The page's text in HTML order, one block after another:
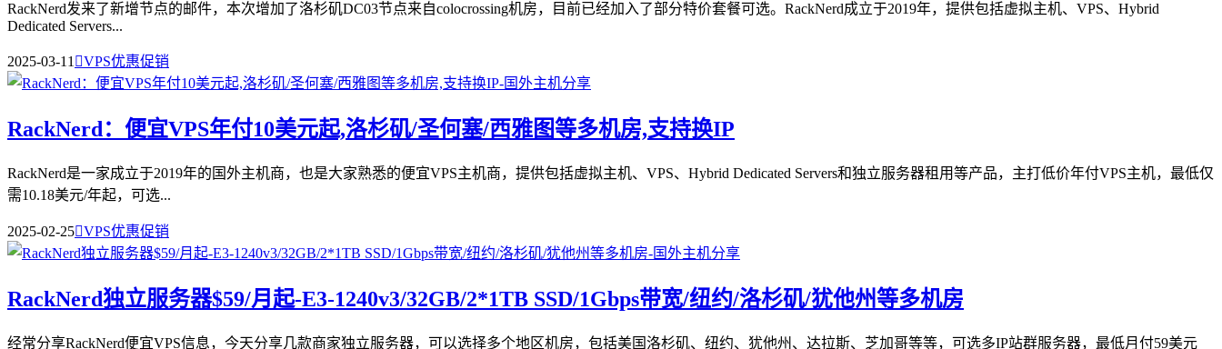
RackNerd发来了新增节点的邮件，本次增加了洛杉矶DC03节点来自colocrossing机房，目前已经加入了部分特价套餐可选。RackNerd成立于2019年，提供包括虚拟主机、VPS、Hybrid
Dedicated Servers...
2025-03-11 VPS优惠促销
RackNerd：便宜VPS年付10美元起,洛杉矶/圣何塞/西雅图等多机房,支持换IP
RackNerd是一家成立于2019年的国外主机商，也是大家熟悉的便宜VPS主机商，提供包括虚拟主机、VPS、Hybrid Dedicated Servers和独立服务器租用等产品，主打低价年付VPS主机，最低仅
需10.18美元/年起，可选...
2025-02-25VPS优惠促销
RackNerd独立服务器$59/月起-E3-1240v3/32GB/2*1TB SSD/1Gbps带宽/纽约/洛杉矶/犹他州等多机房
经常分享RackNerd便宜VPS信息，今天分享几款商家独立服务器，可以选择多个地区机房，包括美国洛杉矶、纽约、犹他州、达拉斯、芝加哥等等，可选多IP站群服务器，最低月付59美元